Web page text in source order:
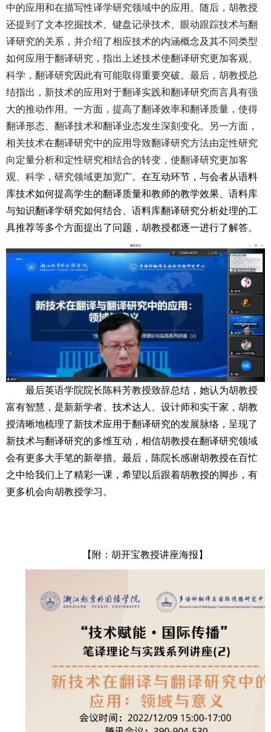
中的应用和在描写性译学研究领域中的应用。随后，胡教授
还提到了文本挖掘技术、键盘记录技术、眼动跟踪技术与翻
译研究的关系，并介绍了相应技术的内涵概念及其不同类型
如何应用于翻译研究，指出上述技术使翻译研究更加客观、
科学，翻译研究因此有可能取得重要突破。最后，胡教授总
结指出，新技术的应用对于翻译实践和翻译研究而言具有强
大的推动作用。一方面，提高了翻译效率和翻译质量，使得
翻译形态、翻译技术和翻译业态发生深刻变化。另一方面，
相关技术在翻译研究中的应用导致翻译研究方法由定性研究
向定量分析和定性研究相结合的转变，使翻译研究更加客
观、科学，研究领域更加宽广。 在互动环节，与会者从语料
库技术如何提高学生的翻译质量和教师的教学效果、语料库
与知识翻译学研究如何结合、语料库翻译研究分析处理的工
具推荐等多个方面提出了问题，胡教授都逐一进行了解答。
最后英语学院院长陈科芳教授致辞总结，她认为胡教授
富有智慧，是新新学者、技术达人、设计师和实干家，胡教
授清晰地梳理了新技术应用于翻译研究的发展脉络，呈现了
新技术与翻译研究的多维互动，相信胡教授在翻译研究领域
会有更多大手笔的新举措。最后，陈院长感谢胡教授在百忙
之中给我们上了精彩一课，希望以后跟着胡教授的脚步，有
更多机会向胡教授学习。
【附：胡开宝教授讲座海报】